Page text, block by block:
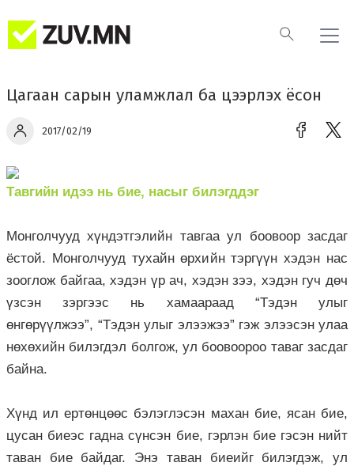
Цагаан сарын уламжлал ба цээрлэх ёсон
2017/02/19
Тавгийн идээ нь бие, насыг билэгддэг
Монголчууд хүндэтгэлийн тавгаа ул боовоор засдаг
ёстой. Монголчууд тухайн өрхийн тэргүүн хэдэн нас
зооглож байгаа, хэдэн үр ач, хэдэн зээ, хэдэн гуч дөч
үзсэн зэргээс нь хамаараад “Тэдэн улыг
өнгөрүүлжээ”, “Тэдэн улыг элээжээ” гэж элээсэн улаа
нөхөхийн билэгдэл болгож, ул боовоороо таваг засдаг
байна.
Хүнд ил ертөнцөөс бэлэглэсэн махан бие, ясан бие,
цусан биеэс гадна сүнсэн бие, гэрлэн бие гэсэн нийт
таван бие байдаг. Энэ таван биеийг билэгдэж, ул